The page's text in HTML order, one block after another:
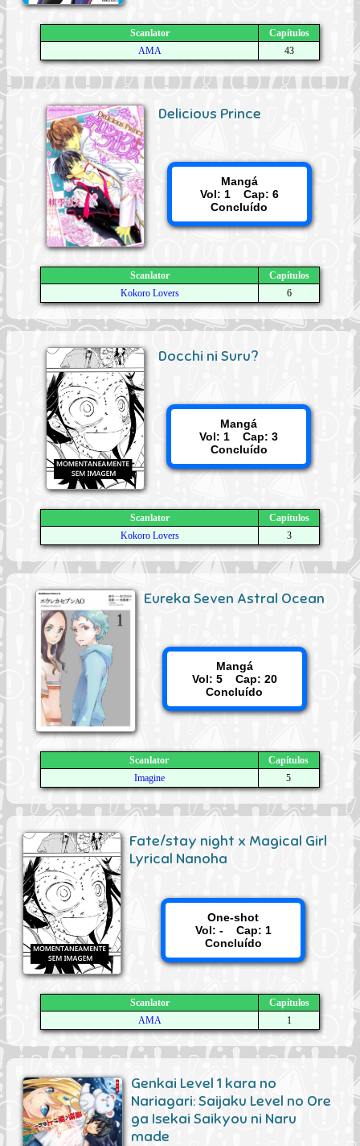
Scanlator
Capítulos
AMA
43
Delicious Prince
Mangá
Vol: 1 Cap: 6
Concluído
Scanlator
Capítulos
Kokoro Lovers
6
Docchi ni Suru?
Mangá
Vol: 1 Cap: 3
Concluído
Scanlator
Capítulos
Kokoro Lovers
3
Eureka Seven Astral Ocean
Mangá
Vol: 5 Cap: 20
Concluído
Scanlator
Capítulos
Imagine
5
Fate/stay night x Magical Girl
Lyrical Nanoha
One-shot
Vol: - Cap: 1
Concluído
Scanlator
Capítulos
AMA
1
Genkai Level 1 kara no
Nariagari: Saijaku Level no Ore
ga Isekai Saikyou ni Naru
made